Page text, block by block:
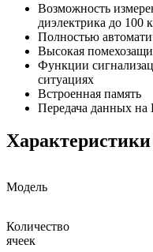
Возможность
диэлектрика до 100
Полностью
Высокая
Функции
ситуациях
Встроенная память
Передача данных
Модель
Количество
ячеек